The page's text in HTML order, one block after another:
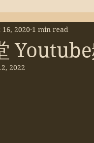
Youtube
16, 2020 1 min read
2022